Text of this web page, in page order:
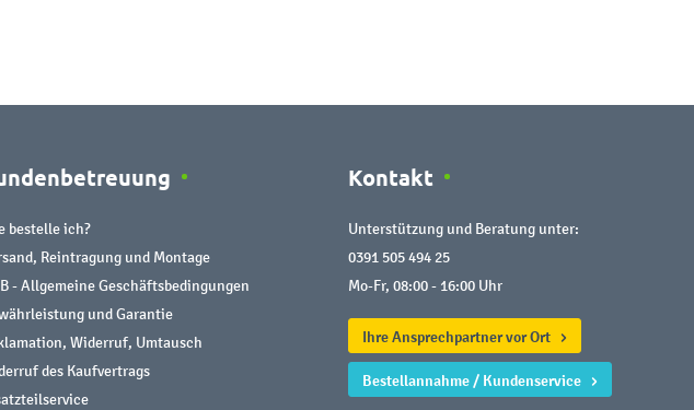
bestelle ich?
Reintragung und Montage
- Allgemeine Geschäftsbedingungen
und Garantie
Widerruf, Umtausch
des Kaufvertrags
Kontakt
Unterstützung und Beratung unter:
0391 505 494 25
Mo-Fr, 08:00 - 16:00 Uhr
Ihre Ansprechpartner vor Ort
Bestellannahme / Kundenservice